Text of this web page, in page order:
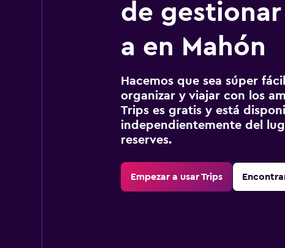
de
a en Mahón
Hacemos que sea súper
organizar y viajar con los
Trips es gratis y está
independientemente del
reserves.
Empezar a usar Trips